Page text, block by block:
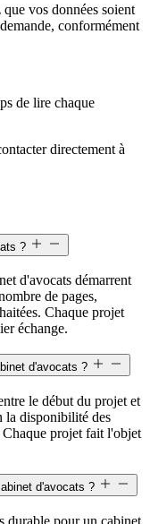
vos données soient
conformément
de lire chaque
directement à
?
d'avocats démarrent
de pages,
Chaque projet
échange.
d'avocats ?
le début du projet et
la disponibilité des
projet fait l'objet
d'avocats ?